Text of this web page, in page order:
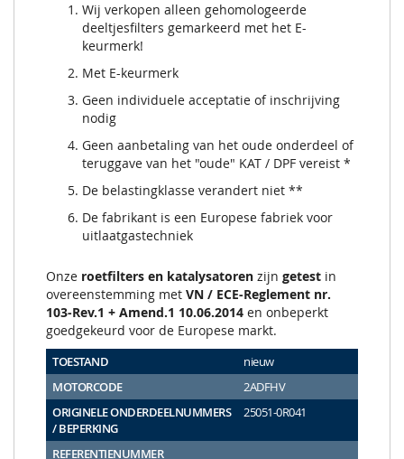
Wij verkopen alleen gehomologeerde
deeltjesfilters gemarkeerd met het E-
keurmerk!
Met E-keurmerk
Geen individuele acceptatie of inschrijving
nodig
Geen aanbetaling van het oude onderdeel of
teruggave van het "oude" KAT / DPF vereist *
De belastingklasse verandert niet **
De fabrikant is een Europese fabriek voor
uitlaatgastechniek
Onze roetfilters en katalysatoren zijn getest in
overeenstemming met VN / ECE-Reglement nr.
103-Rev.1 + Amend.1 10.06.2014 en onbeperkt
goedgekeurd voor de Europese markt.
TOESTAND
nieuw
MOTORCODE
2ADFHV
ORIGINELE ONDERDEELNUMMERS
/ BEPERKING
25051-0R041
REFERENTIENUMMER